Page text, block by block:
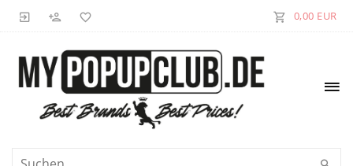
0,00 EUR